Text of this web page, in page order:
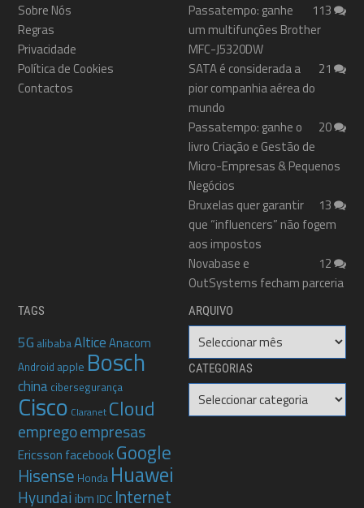
Sobre Nós
Regras
Privacidade
Política de Cookies
Contactos
113
Passatempo: ganhe
um multifunções Brother
MFC-J5320DW
21
SATA é considerada a
pior companhia aérea do
mundo
20
Passatempo: ganhe o
livro Criação e Gestão de
Micro-Empresas & Pequenos
Negócios
13
Bruxelas quer garantir
que “influencers” não fogem
aos impostos
12
Novabase e
OutSystems fecham parceria
TAGS
5G alibabaAlticeAnacom
Android apple Bosch
china cibersegurança
Cisco Claranet Cloud
empregoempresas
Ericsson facebookGoogle
Hisense Honda Huawei
Hyundai ibm IDC Internet
ARQUIVO
Arquivo
CATEGORIAS
Categorias